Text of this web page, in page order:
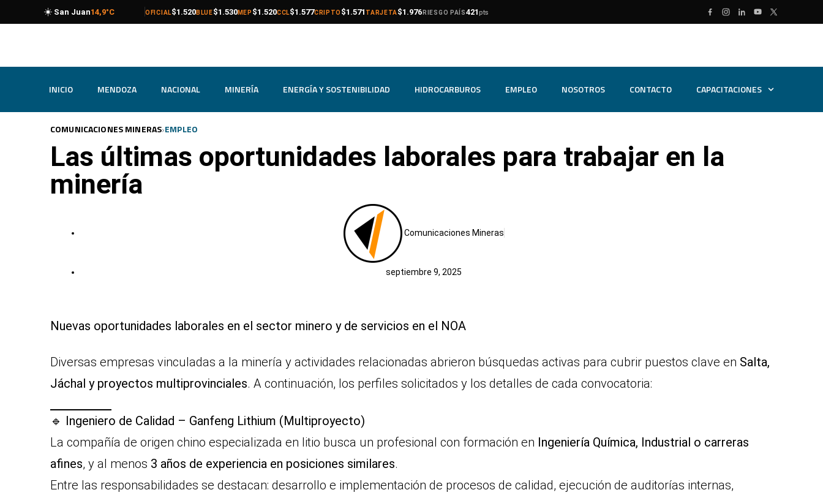
☁️ Catamarca20,4°C OFICIAL
compra
venta $1.520BLUE
compra
venta$1.530MEP
compra
venta$1.520CCL
compra
venta$1.577CRIPTO
compra
venta $1.571 TARJETA
compra
venta $1.976RIESGO PAÍS421pts
INICIO MENDOZA NACIONAL MINERÍA ENERGÍA Y SOSTENIBILIDAD HIDROCARBUROS EMPLEO NOSOTROS CONTACTO CAPACITACIONES
COMUNICACIONES MINERAS›EMPLEO
Las últimas oportunidades laborales para trabajar en la
minería
Comunicaciones Mineras
septiembre 9, 2025
Nuevas oportunidades laborales en el sector minero y de servicios en el NOA
Diversas empresas vinculadas a la minería y actividades relacionadas abrieron búsquedas activas para cubrir puestos clave en Salta,
Jáchal y proyectos multiprovinciales. A continuación, los perfiles solicitados y los detalles de cada convocatoria:
🔹 Ingeniero de Calidad – Ganfeng Lithium (Multiproyecto)
La compañía de origen chino especializada en litio busca un profesional con formación en Ingeniería Química, Industrial o carreras
afines, y al menos 3 años de experiencia en posiciones similares.
Entre las responsabilidades se destacan: desarrollo e implementación de procesos de calidad, ejecución de auditorías internas,